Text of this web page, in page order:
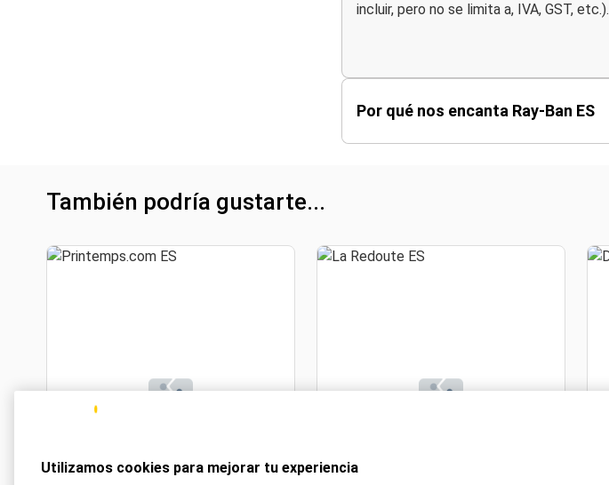
incluir, pero no se limita a, IVA, GST, etc.).
Por qué nos encanta Ray-Ban ES
También podría gustarte...
2 Avios/€1
Utilizamos cookies para mejorar tu experiencia